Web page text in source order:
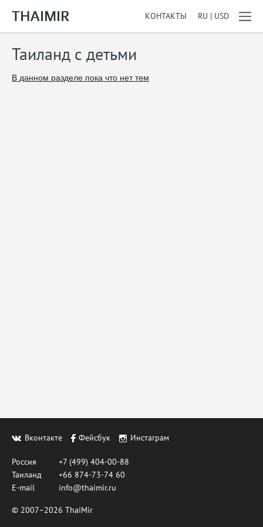
КОНТАКТЫ RU | USD
Таиланд с детьми
В данном разделе пока что нет тем
Вконтакте Фейсбук Инстаграм
Россия
+7 (499) 404-00-88
Таиланд
+66 874-73-74 60
E-mail
info@thaimir.ru
© 2007–2026 ThaiMir